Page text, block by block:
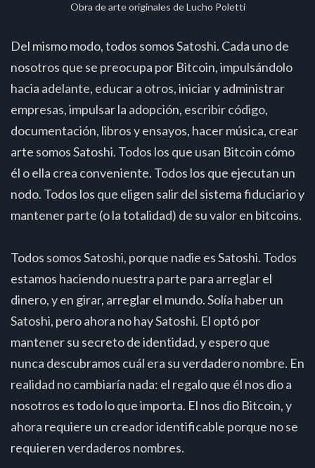
Obra de arte originales de Lucho Poletti
Del mismo modo, todos somos Satoshi. Cada uno de
nosotros que se preocupa por Bitcoin, impulsándolo
hacia adelante, educar a otros, iniciar y administrar
empresas, impulsar la adopción, escribir código,
documentación, libros y ensayos, hacer música, crear
arte somos Satoshi. Todos los que usan Bitcoin cómo
él o ella crea conveniente. Todos los que ejecutan un
nodo. Todos los que eligen salir del sistema fiduciario y
mantener parte (o la totalidad) de su valor en bitcoins.
Todos somos Satoshi, porque nadie es Satoshi. Todos
estamos haciendo nuestra parte para arreglar el
dinero, y en girar, arreglar el mundo. Solía haber un
Satoshi, pero ahora no hay Satoshi. El optó por
mantener su secreto de identidad, y espero que
nunca descubramos cuál era su verdadero nombre. En
realidad no cambiaría nada: el regalo que él nos dio a
nosotros es todo lo que importa. El nos dio Bitcoin, y
ahora requiere un creador identificable porque no se
requieren verdaderos nombres.